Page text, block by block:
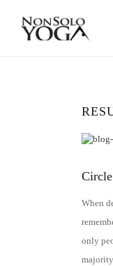
When
only